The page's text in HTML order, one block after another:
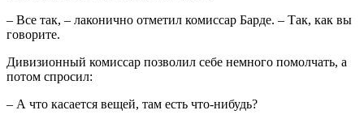
– Все так, – лаконично отметил комиссар Барде. – Так, как вы
говорите.
Дивизионный комиссар позволил себе немного помолчать, а
потом спросил:
– А что касается вещей, там есть что-нибудь?